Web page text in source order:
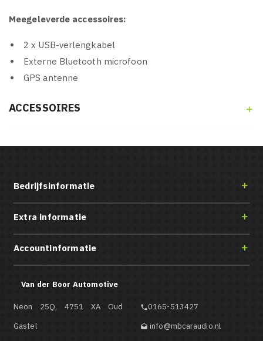
Meegeleverde accessoires:
2 x USB-verlengkabel
Externe Bluetooth microfoon
GPS antenne
ACCESSOIRES 
Bedrijfsinformatie 
Extra informatie 
Accountinformatie 
Van der Boor Automotive
Neon 25Q, 4751 XA Oud
Gastel
0165-513427
 info@mbcaraudio.nl